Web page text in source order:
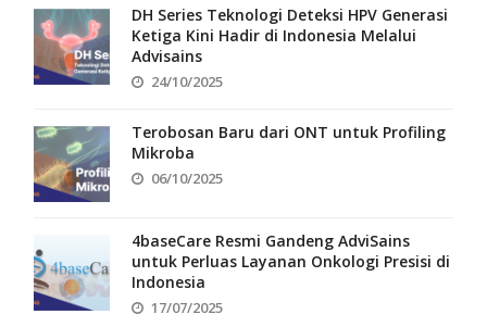
DH Series Teknologi Deteksi HPV Generasi
Ketiga Kini Hadir di Indonesia Melalui
Advisains
24/10/2025
Terobosan Baru dari ONT untuk Profiling
Mikroba
06/10/2025
4baseCare Resmi Gandeng AdviSains
untuk Perluas Layanan Onkologi Presisi di
Indonesia
17/07/2025